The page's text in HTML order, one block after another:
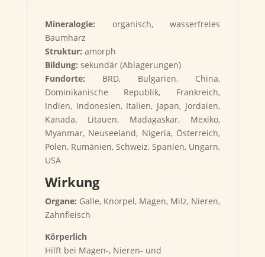
Mineralogie: organisch, wasserfreies
Baumharz
Struktur: amorph
Bildung: sekundär (Ablagerungen)
Fundorte: BRD, Bulgarien, China,
Dominikanische Republik, Frankreich,
Indien, Indonesien, Italien, Japan, Jordaien,
Kanada, Litauen, Madagaskar, Mexiko,
Myanmar, Neuseeland, Nigeria, Österreich,
Polen, Rumänien, Schweiz, Spanien, Ungarn,
USA
Wirkung
Organe: Galle, Knorpel, Magen, Milz, Nieren,
Zahnfleisch
Körperlich
Hilft bei Magen-, Nieren- und